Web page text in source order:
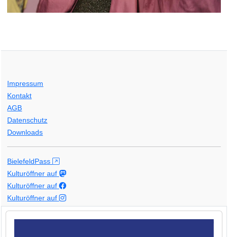
Impressum
Kontakt
AGB
Datenschutz
Downloads
BielefeldPass
Kulturöffner auf
Kulturöffner auf
Kulturöffner auf